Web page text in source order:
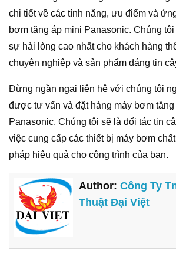
chi tiết về các tính năng, ưu điểm và
bơm tăng áp mini Panasonic. Chúng
sự hài lòng cao nhất cho khách hàng
chuyên nghiệp và sản phẩm đáng tin
Đừng ngần ngại liên hệ với chúng tôi
được tư vấn và đặt hàng máy bơm tăng
Panasonic. Chúng tôi sẽ là đối tác tin
việc cung cấp các thiết bị máy bơm
pháp hiệu quả cho công trình của bạn.
Author:Công Ty
Thuật Đại Việt